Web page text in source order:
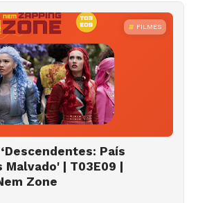
FILMES
País
Malvado' | T03E09 |
Zone